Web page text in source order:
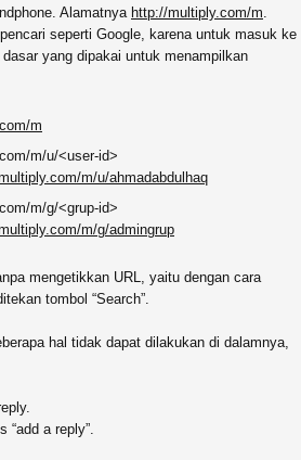
Alamatnya http://multiply.com/m.
seperti Google, karena untuk masuk ke
yang dipakai untuk menampilkan
m
m/u/<user-id>
m/u/ahmadabdulhaq
m/g/<grup-id>
m/g/admingrup
mengetikkan URL, yaitu dengan cara
tombol “Search”.
hal tidak dapat dilakukan di dalamnya,
“add a reply”.